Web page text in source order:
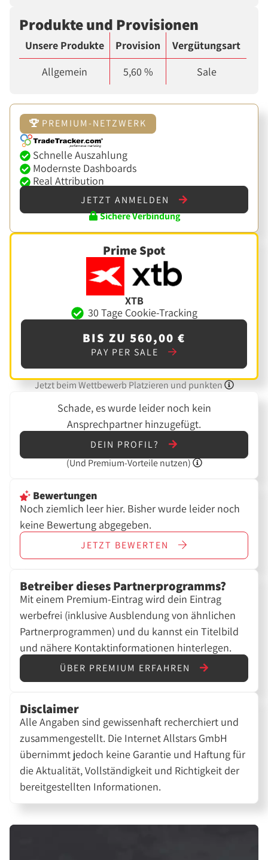
Produkte und Provisionen
Unsere Produkte Provision
Vergütungsart
Allgemein
5,60 % Sale
PREMIUM-NETZWERK
Schnelle Auszahlung
Modernste Dashboards
Real Attribution
JETZT ANMELDEN
Sichere Verbindung
Prime Spot
XTB
30 Tage Cookie-Tracking
BIS ZU 560,00 €
PAY PER SALE
Jetzt beim Wettbewerb Platzieren und punkten
Schade, es wurde leider noch kein
Ansprechpartner hinzugefügt.
DEIN PROFIL?
(UndPremium-Vorteile nutzen)
Bewertungen
Noch ziemlich leer hier. Bisher wurde leider noch
keine Bewertung abgegeben.
JETZT BEWERTEN
Betreiber dieses Partnerprogramms?
Mit einem Premium-Eintrag wird dein Eintrag
werbefrei (inklusive Ausblendung von ähnlichen
Partnerprogrammen) und du kannst ein Titelbild
und nähere Kontaktinformationen hinterlegen.
ÜBER PREMIUM ERFAHREN
Disclaimer
Alle Angaben sind gewissenhaft recherchiert und
zusammengestellt. Die Internet Allstars GmbH
übernimmt jedoch keine Garantie und Haftung für
die Aktualität, Vollständigkeit und Richtigkeit der
bereitgestellten Informationen.